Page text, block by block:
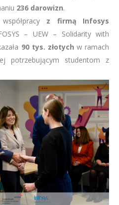
236 darowizn.
z firmą Infosys
– UEW – Solidarity with
90 tys. złotych w ramach
potrzebującym studentom z